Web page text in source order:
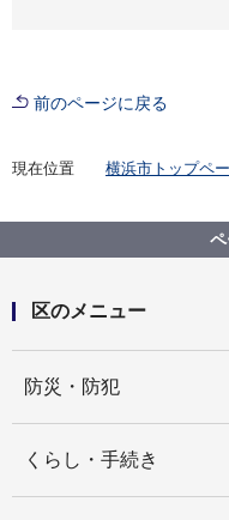
前のページに戻る
現在位置 横浜市トップペ
にしく通信！6
式・環境行動推
区のメニュー
防災・防犯
くらし・手続き